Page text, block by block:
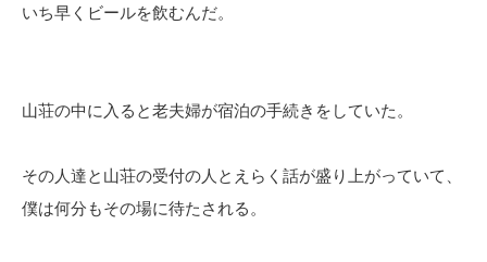
いち早くビールを飲むんだ。
山荘の中に入ると老夫婦が宿泊の手続きをしていた。
その人達と山荘の受付の人とえらく話が盛り上がっていて、
僕は何分もその場に待たされる。